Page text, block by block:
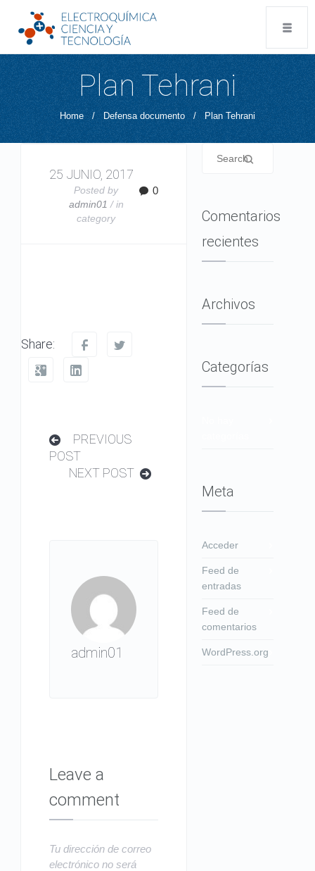
Plan Tehrani
Home / Defensa documento / Plan Tehrani
25 JUNIO, 2017
Posted by
admin01 / in
category
0
Share:
PREVIOUS
POST
NEXT POST
admin01
Leave a
comment
Tu dirección de correo
electrónico no será
Comentarios
recientes
Archivos
Categorías
Meta
Acceder
Feed de
entradas
Feed de
comentarios
WordPress.org